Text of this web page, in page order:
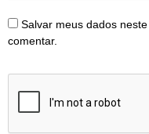
Salvar meus dados
comentar.